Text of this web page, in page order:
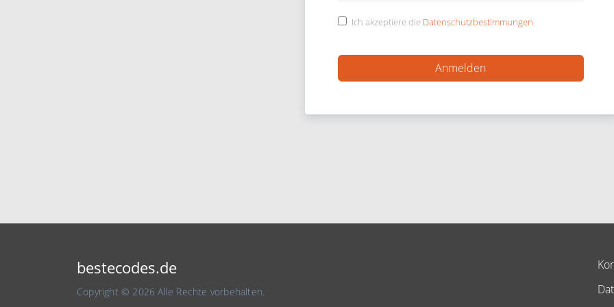
Ich akzeptiere die Datenschutzbestimmungen
bestecodes.de
Copyright © 2026 Alle Rechte vorbehalten.